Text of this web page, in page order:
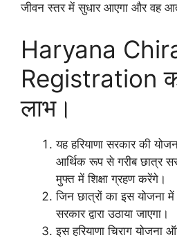
जीवन स्तर में सुधार आएगा और वह
Haryana
Registration
लाभ।
यह हरियाणा सरकार की
आर्थिक रूप से गरीब छात्र
मुफ्त में शिक्षा ग्रहण करेंगे।
जिन छात्रों का इस योजना
सरकार द्वारा उठाया जाएगा।
इस हरियाणा चिराग